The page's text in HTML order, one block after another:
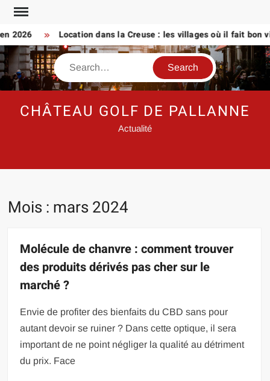
Skip
content
Location dans la Creuse : les villages où il fait bon vivre
Search
CHÂTEAU GOLF DE PALLANNE
Actualité
Mois : mars 2024
Molécule de chanvre : comment trouver
des produits dérivés pas cher sur le
marché ?
Envie de profiter des bienfaits du CBD sans pour
autant devoir se ruiner ? Dans cette optique, il sera
important de ne point négliger la qualité au détriment
du prix. Face